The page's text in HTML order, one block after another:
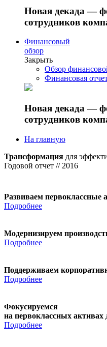
Новая декада —
сотрудников
Финансовый
обзор
Закрыть
Обзор
Финансовая
Новая декада —
сотрудников
На главную
Трансформация для
Годовой отчет // 2016
Развиваем первоклассные
Подробнее
Модернизируем
Подробнее
Поддерживаем
Подробнее
Фокусируемся
на первоклассных активах
Подробнее